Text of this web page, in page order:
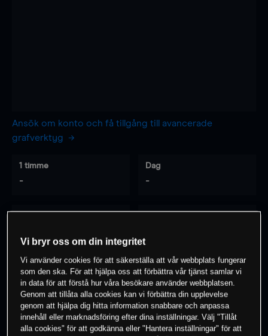
Ansök om konto och få tillgång till avancerade
grafverktyg
1 timme
-
Dag
-
0% av kunderna har en position i detta
instrument
Vi bryr oss om din integritet
Vi använder cookies för att säkerställa att vår webbplats fungerar
som den ska. För att hjälpa oss att förbättra vår tjänst samlar vi
in data för att förstå hur våra besökare använder webbplatsen.
Genom att tillåta alla cookies kan vi förbättra din upplevelse
genom att hjälpa dig hitta information snabbare och anpassa
innehåll eller marknadsföring efter dina inställningar. Välj "Tillåt
alla cookies" för att godkänna eller "Hantera inställningar" för att